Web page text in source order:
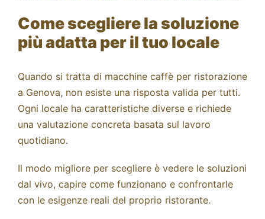
Come scegliere la soluzione
più adatta per il tuo locale
Quando si tratta di macchine caffè per ristorazione
a Genova, non esiste una risposta valida per tutti.
Ogni locale ha caratteristiche diverse e richiede
una valutazione concreta basata sul lavoro
quotidiano.
Il modo migliore per scegliere è vedere le soluzioni
dal vivo, capire come funzionano e confrontarle
con le esigenze reali del proprio ristorante.